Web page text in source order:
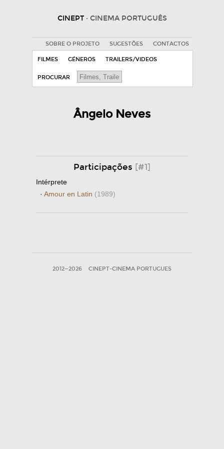
CINEPT · CINEMA PORTUGUÊS
SOBRE O PROJETO SUGESTÕES CONTACTOS
FILMES GÉNEROS TRAILERS/VIDEOS
PROCURAR
Ângelo Neves
Participações [#1]
Intérprete
· Amour en Latin (1989)
2012—2026 CINEPT-CINEMA PORTUGUES